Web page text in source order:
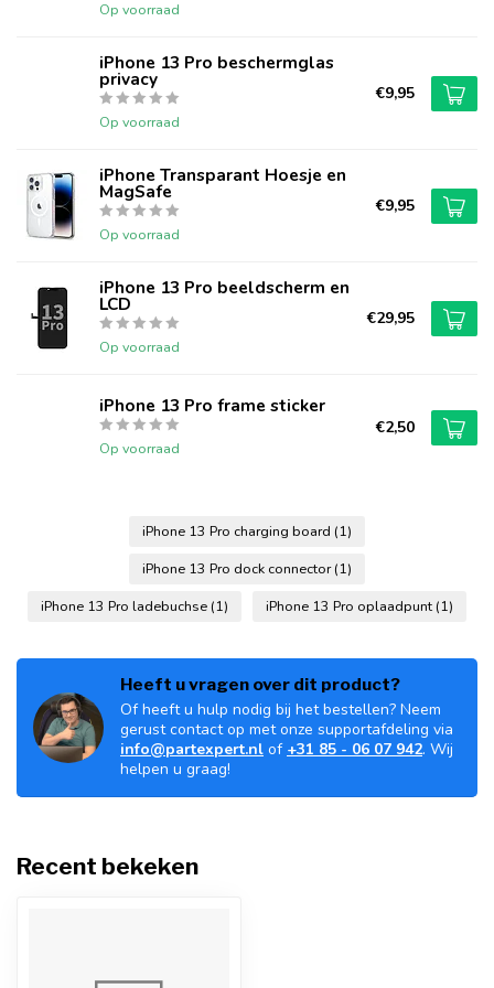
Op voorraad
iPhone 13 Pro beschermglas
privacy
Op voorraad
€9,95
iPhone Transparant Hoesje en
MagSafe
Op voorraad
€9,95
iPhone 13 Pro beeldscherm en
LCD
Op voorraad
€29,95
iPhone 13 Pro frame sticker
Op voorraad
€2,50
iPhone 13 Pro charging board (1)
iPhone 13 Pro dock connector(1)
iPhone 13 Pro ladebuchse (1) iPhone 13 Pro oplaadpunt (1)
Heeft u vragen over dit product?
Of heeft u hulp nodig bij het bestellen? Neem
gerust contact op met onze supportafdeling via
info@partexpert.nl of +31 85 - 06 07 942. Wij
helpen u graag!
Recent bekeken